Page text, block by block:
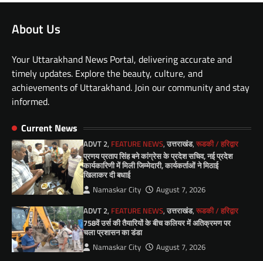
About Us
Your Uttarakhand News Portal, delivering accurate and
timely updates. Explore the beauty, culture, and
achievements of Uttarakhand. Join our community and stay
informed.
Current News
ADVT 2, FEATURE NEWS,उत्तराखंड,रूडकी / हरिद्वार
प्रणय प्रताप सिंह बने कांग्रेस के प्रदेश सचिव, नई प्रदेश
कार्यकारिणी में मिली जिम्मेदारी, कार्यकर्ताओं ने मिठाई
खिलाकर दी बधाई
Namaskar City
August 7, 2026
ADVT 2, FEATURE NEWS,उत्तराखंड,रूडकी / हरिद्वार
758वें उर्स की तैयारियों के बीच कलियर में अतिक्रमण पर
चला प्रशासन का डंडा
Namaskar City August 7, 2026